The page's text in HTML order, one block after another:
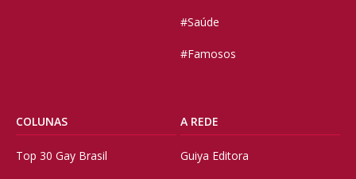
#Saúde
#Famosos
COLUNAS
Top 30 Gay Brasil
A REDE
Guiya Editora